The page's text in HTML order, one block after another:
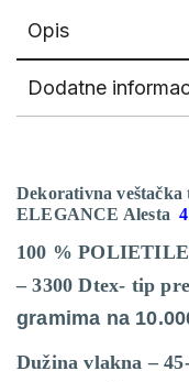
Opis
Dodatne
Dekorativna veštačka
ELEGANCE Alesta
100 %
– 3300 Dtex- tip
gramima na
Dužina vlakna –